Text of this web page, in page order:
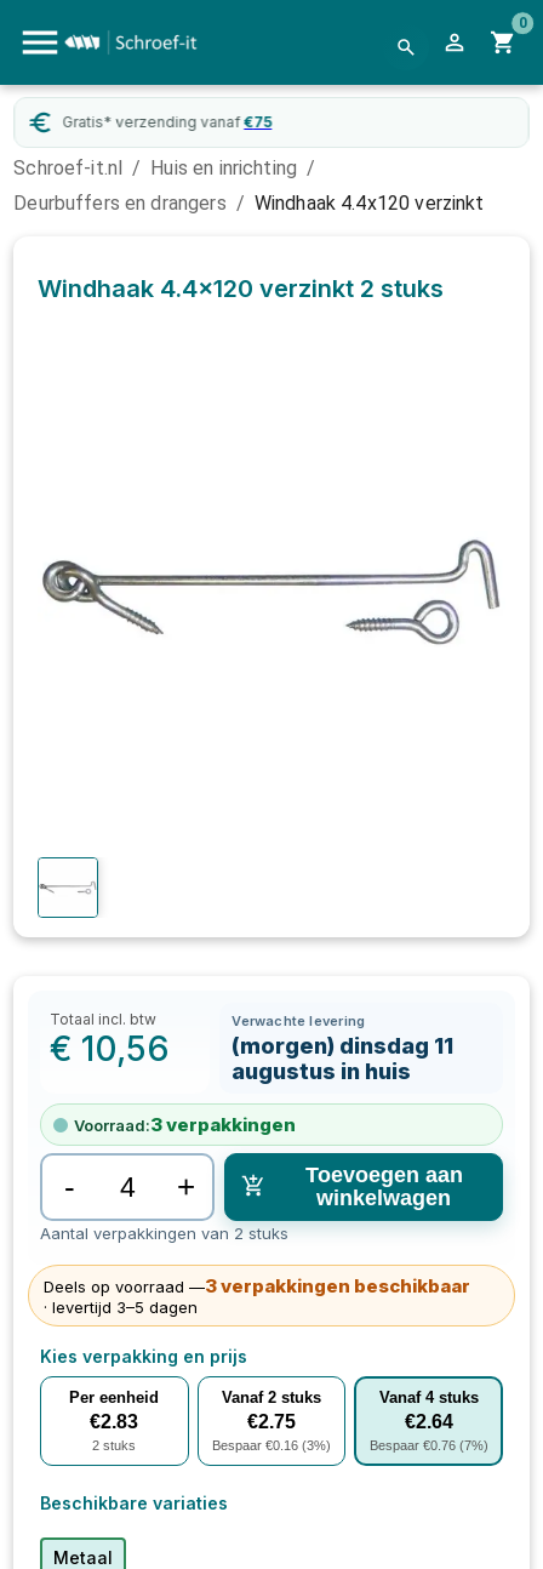
0
Gratis* verzending vanaf €75
Schroef-it.nl / Huis en inrichting /
Deurbuffers en drangers / Windhaak 4.4x120 verzinkt
Windhaak 4.4x120 verzinkt 2 stuks
Totaal incl. btw
€ 10,56
Verwachte levering
(morgen) dinsdag 11
augustus in huis
Voorraad:3verpakkingen
- +
Toevoegen aan
winkelwagen
Aantal verpakkingen van 2 stuks
Deels op voorraad —3verpakkingen beschikbaar
· levertijd 3–5 dagen
Kies verpakking en prijs
Per eenheid
€2.83
2 stuks
Vanaf 2 stuks
€2.75
Bespaar €0.16 (3%)
Vanaf 4stuks
€2.64
Bespaar €0.76(7%)
Beschikbare variaties
Metaal